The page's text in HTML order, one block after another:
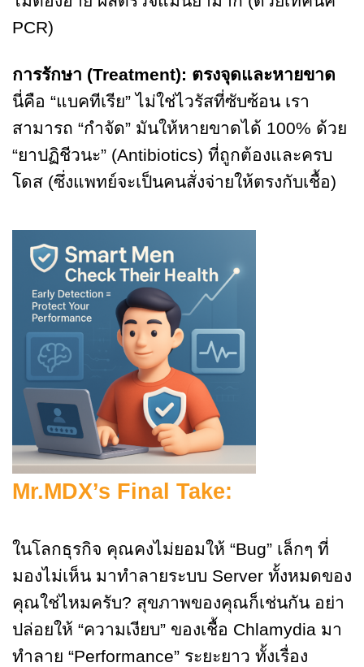
PCR)
การรักษา (Treatment): ตรงจุดและหายขาด
นี่คือ “แบคทีเรีย” ไม่ใช่ไวรัสที่ซับซ้อน เรา
สามารถ “กำจัด” มันให้หายขาดได้ 100% ด้วย
“ยาปฏิชีวนะ” (Antibiotics) ที่ถูกต้องและครบ
โดส (ซึ่งแพทย์จะเป็นคนสั่งจ่ายให้ตรงกับเชื้อ)
Mr.MDX’s Final Take:
ในโลกธุรกิจ คุณคงไม่ยอมให้ “Bug” เล็กๆ ที่
มองไม่เห็น มาทำลายระบบ Server ทั้งหมดของ
คุณใช่ไหมครับ? สุขภาพของคุณก็เช่นกัน อย่า
ปล่อยให้ “ความเงียบ” ของเชื้อ Chlamydia มา
ทำลาย “Performance” ระยะยาว ทั้งเรื่อง